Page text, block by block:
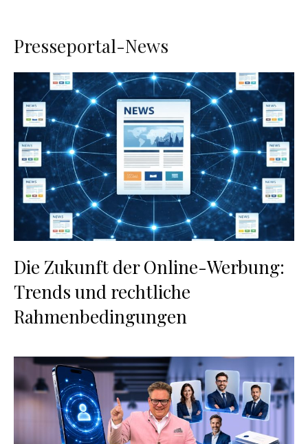
Presseportal-News
Die Zukunft der Online-Werbung:
Trends und rechtliche
Rahmenbedingungen